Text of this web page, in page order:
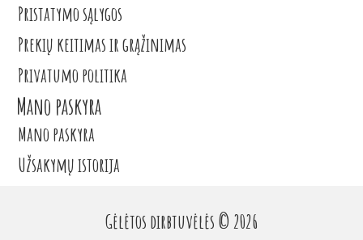
Pristatymo sąlygos
Prekių keitimas ir grąžinimas
Privatumo politika
Mano paskyra
Mano paskyra
Užsakymų istorija
Gėlėtos dirbtuvėlės © 2026